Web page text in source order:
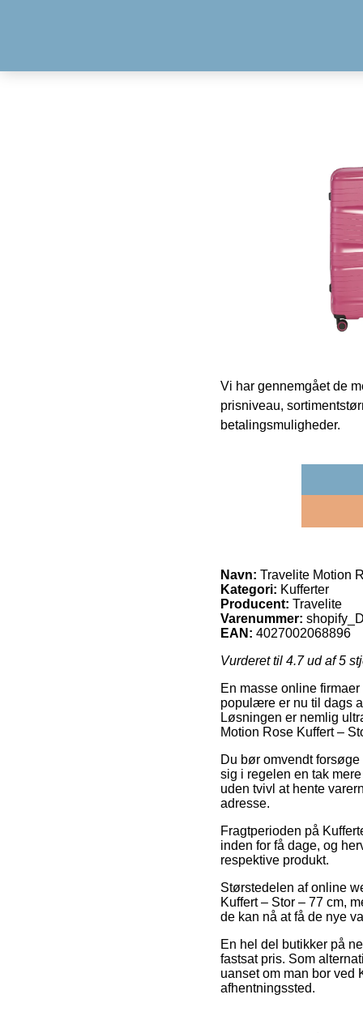
Vi har gennemgået de
prisniveau,
betalingsmuligheder.
Navn: Travelite Motion
Kategori: Kufferter
Producent: Travelite
Varenummer:
EAN: 4027002068896
Vurderet til 4.7ud af 5
En masse online
populære er nu til dags
Løsningen er nemlig
Motion Rose Kuffert –
Du bør omvendt
sig i regelen en tak
uden tvivl at hente
adresse.
Fragtperioden på
inden for få dage, og
respektive produkt.
Størstedelen af online
Kuffert – Stor – 77 cm,
de kan nå at få de nye
En hel del butikker på
fastsat pris. Som
uanset om man bor ved
afhentningssted.